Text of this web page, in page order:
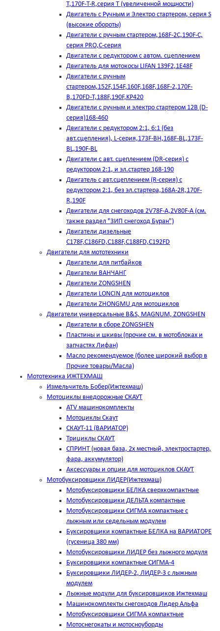
T,170F-T-R,серия Т (увеличенной мощности)
Двигатель с Ручным и Электро стартером, серия S
(высокие обороты)
Двигатели с ручным стартером,168F-2C,190F-C,
серия PRO,C-серия
Двигатели с редуктором с автом. сцеплением
Двигатель для мотокосы LIFAN 139F2,1E48F
Двигатели с ручным
стартером,152F,154F,160F,168F,168F-2,170F-
B,170FD-T,188F,190F,KP420
Двигатели с ручным и электро стартером 12В (D-
серия)168-460
Двигатели с редуктором 2:1, 6:1 (без
авт.сцепления), L-серия,173F-BH,168F-BL,173F-
BL,190F-BL
Двигатели с авт. сцеплением (DR-серия) с
редуктором 2:1, и эл.стартер 168-190
Двигатель с авт.сцеплением (R-серия) с
редуктором 2:1, без эл.стартера,168А-2R,170F-
R,190F
Двигатели для снегоходов 2V78F-A,2V80F-A (см.
также раздел "ЗИП снегоход Буран")
Двигатели дизельные
C178F,С186FD,C188F,C188FD,C192FD
Двигатели для мототехники
Двигатели для питбайков
Двигатели ВАНЧАНГ
Двигатели ZONGSHEN
Двигатели LONCIN для мотоциклов
Двигатели ZHONGMU для мотоциклов
Двигатели универсальные B&S, MAGNUM, ZONGSHEN
Двигатели в сборе ZONGSHEN
Пластины и шкивы (прочие см. в мотоблоках и
запчастях Лифан)
Масло рекомендуемое (более широкий выбор в
Прочие товары/Масла)
Мототехника ИЖТЕХМАШ
Измельчитель Бобер(Ижтехмаш)
Мотоциклы внедорожные СКАУТ
ATV машинокомплекты
Мотоциклы Скаут
СКАУТ-11 (ВАРИАТОР)
Трициклы СКАУТ
СПРИНТ (новая база, 2х местный, электростартер,
фара, аккумулятор)
Аксессуары и опции для мотоциклов СКАУТ
Мотобуксировщики ЛИДЕР(Ижтехмаш)
Мотобуксировщики БЕЛКА сверхкомпактные
Мотобуксировщики ДЕЛЬТА компактные
Мотобуксировщики СИГМА компактные с
лыжным или седельным модулем
Буксировщики компактные БЕЛКА на ВАРИАТОРЕ
(гусеница 380 мм)
Мотобуксировщики ЛИДЕР без лыжного модуля
Буксировщики компактные СИГМА-4
Буксировщики ЛИДЕР-2, ЛИДЕР-3 c лыжным
модулем
Лыжные модули для буксировщиков Ижтехмаш
Машинокомплекты снегоходов Лидер Альфа
Мотобуксировщики СИГМА компактные
Мотоснегокаты и мотосноуборды